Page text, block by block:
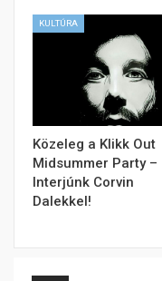
KULTÚRA
Közeleg a Klikk Out
Midsummer Party –
Interjúnk Corvin
Dalekkel!